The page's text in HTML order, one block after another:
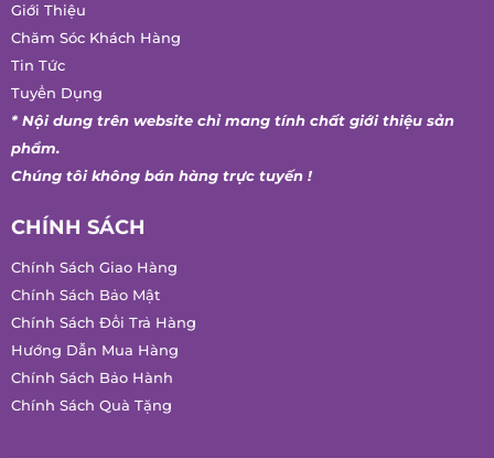
Giới Thiệu
Chăm Sóc Khách Hàng
Tin Tức
Tuyển Dụng
* Nội dung trên website chỉ mang tính chất giới thiệu sản
phẩm.
Chúng tôi không bán hàng trực tuyến !
CHÍNH SÁCH
Chính Sách Giao Hàng
Chính Sách Bảo Mật
Chính Sách Đổi Trả Hàng
Hướng Dẫn Mua Hàng
Chính Sách Bảo Hành
Chính Sách Quà Tặng